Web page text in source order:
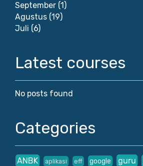
September (1)
Agustus (19)
Juli (6)
Latest courses
No posts found
Categories
ANBK aplikasi eff google guru